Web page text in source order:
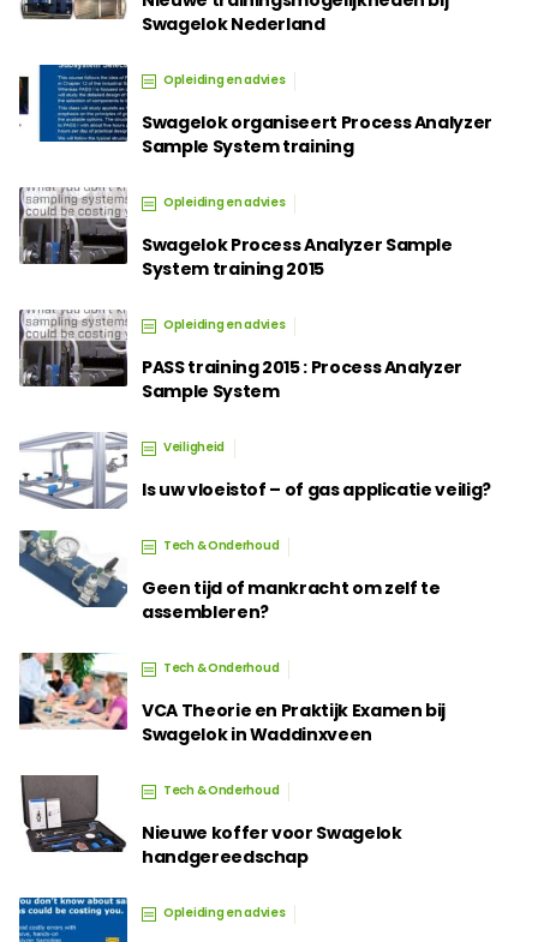
Swagelok Nederland
Opleiding en advies
Swagelok organiseert Process Analyzer
Sample System training
Opleiding en advies
Swagelok Process Analyzer Sample
System training 2015
Opleiding en advies
PASS training 2015 : Process Analyzer
Sample System
Veiligheid
Is uw vloeistof – of gas applicatie veilig?
Tech & Onderhoud
Geen tijd of mankracht om zelf te
assembleren?
Tech & Onderhoud
VCA Theorie en Praktijk Examen bij
Swagelok in Waddinxveen
Tech & Onderhoud
Nieuwe koffer voor Swagelok
handgereedschap
Opleiding en advies